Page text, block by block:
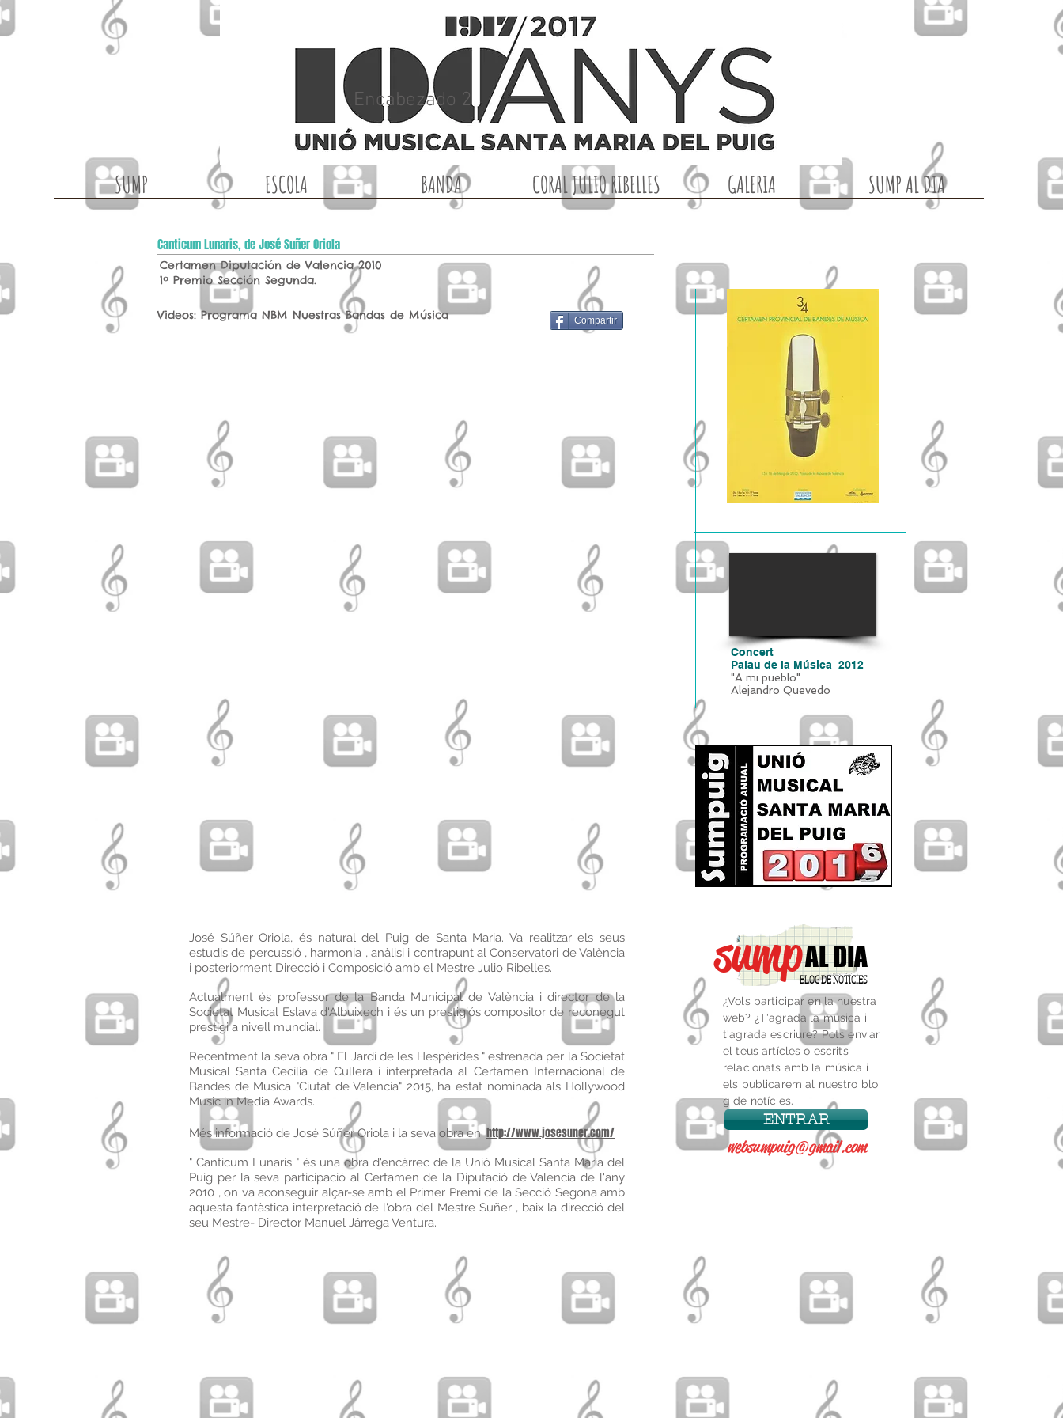
Encabezado 2
SUMP ESCOLA BANDA CORAL JULIO RIBELLES GALERIA SUMP AL DIA
Canticum Lunaris, de José Suñer Oriola
Certamen Diputación de Valencia 2010
1º Premio Sección Segunda.
Videos: Programa NBM Nuestras Bandas de Música Compartir
José Súñer Oriola, és natural del Puig de Santa Maria. Va realitzar els seus
estudis de percussió , harmonia , anàlisi i contrapunt al Conservatori de València
i posteriorment Direcció i Composició amb el Mestre Julio Ribelles.
Actualment és professor de la Banda Municipal de València i director de la
Societat Musical Eslava d'Albuixech i és un prestigiós compositor de reconegut
prestigi a nivell mundial.
Recentment la seva obra " El Jardí de les Hespèrides " estrenada per la Societat
Musical Santa Cecília de Cullera i interpretada al Certamen Internacional de
Bandes de Música "Ciutat de València" 2015, ha estat nominada als Hollywood
Music in Media Awards.
Més informació de José Súñer Oriola i la seva obra en:http://www.josesuner.com/
" Canticum Lunaris " és una obra d'encàrrec de la Unió Musical Santa Maria del
Puig per la seva participació al Certamen de la Diputació de València de l'any
2010 , on va aconseguir alçar-se amb el Primer Premi de la Secció Segona amb
aquesta fantàstica interpretació de l'obra del Mestre Suñer , baix la direcció del
seu Mestre- Director Manuel Járrega Ventura.
Concert
Palau de la Música 2012
"A mi pueblo"
Alejandro Quevedo
sumpAL DIA
BLOG DE NOTICIES
¿Vols participar en la nuestra
web? ¿T'agrada la música i
t'agrada escriure? Pots enviar
el teus artícles o escrits
relacionats amb la música i
els publicarem al nuestro blo
g de notícies.
ENTRAR
websumpuig@gmail.com